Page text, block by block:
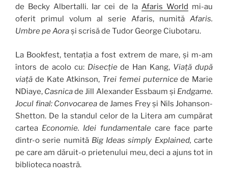
de Becky Albertalli. Iar cei de la Afaris World mi-au
oferit primul volum al serie Afaris, numită Afaris.
Umbre pe Aorași scrisă de Tudor George Ciubotaru.
La Bookfest, tentația a fost extrem de mare, și m-am
întors de acolo cu: Disecțiede Han Kang, Viață după
viață de Kate Atkinson, Trei femei puternicede Marie
NDiaye, Casnicade Jill Alexander Essbaum și Endgame.
Jocul final: Convocarea de James Frey și Nils Johanson-
Shetton. De la standul celor de la Litera am cumpărat
cartea Economie. Idei fundamentalecare face parte
dintr-o serie numită Big Ideas simply Explained,carte
pe care am dăruit-o prietenului meu, deci a ajuns tot in
biblioteca noastră.